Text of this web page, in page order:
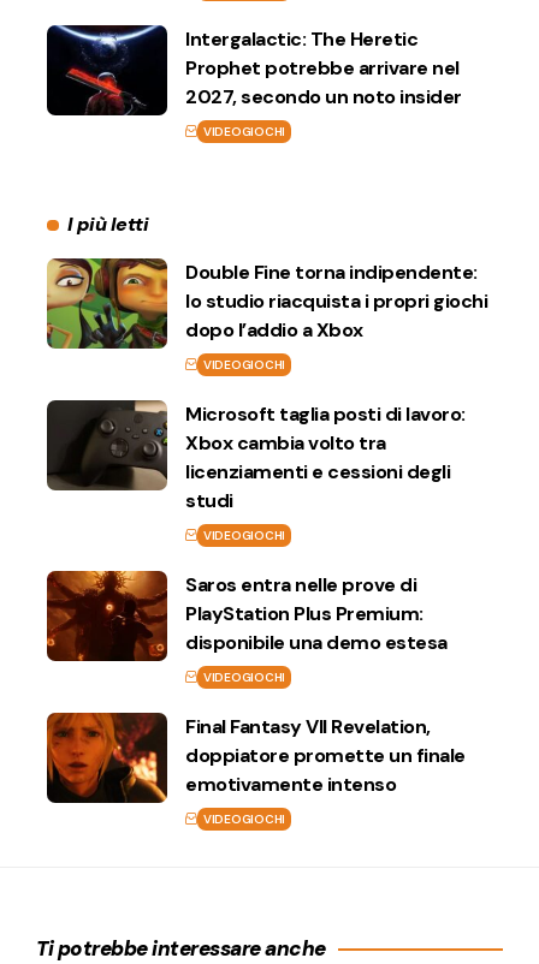
Intergalactic: The Heretic
Prophet potrebbe arrivare nel
2027, secondo un noto insider
VIDEOGIOCHI
I più letti
Double Fine torna indipendente:
lo studio riacquista i propri giochi
dopo l’addio a Xbox
VIDEOGIOCHI
Microsoft taglia posti di lavoro:
Xbox cambia volto tra
licenziamenti e cessioni degli
studi
VIDEOGIOCHI
Saros entra nelle prove di
PlayStation Plus Premium:
disponibile una demo estesa
VIDEOGIOCHI
Final Fantasy VII Revelation,
doppiatore promette un finale
emotivamente intenso
VIDEOGIOCHI
Ti potrebbe interessare anche